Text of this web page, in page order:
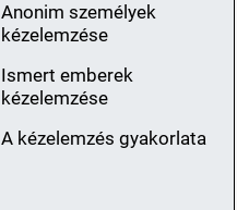
Anonim személyek
kézelemzése
Ismert emberek
kézelemzése
A kézelemzés gyakorlata